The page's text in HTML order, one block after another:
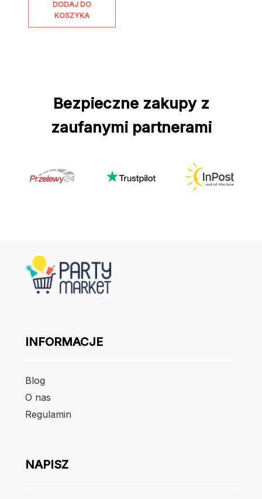
DODAJ DO
KOSZYKA
Bezpieczne zakupy z
zaufanymi partnerami
INFORMACJE
Blog
O nas
Regulamin
NAPISZ